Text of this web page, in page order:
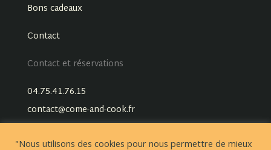
Bons cadeaux
Contact
Contact et réservations
04.75.41.76.15
contact@come-and-cook.fr
"Nous utilisons des cookies pour nous permettre de mieux